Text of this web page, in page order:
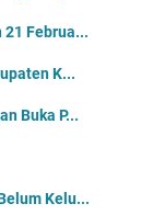
Februa...
K...
Buka P...
Kelu...